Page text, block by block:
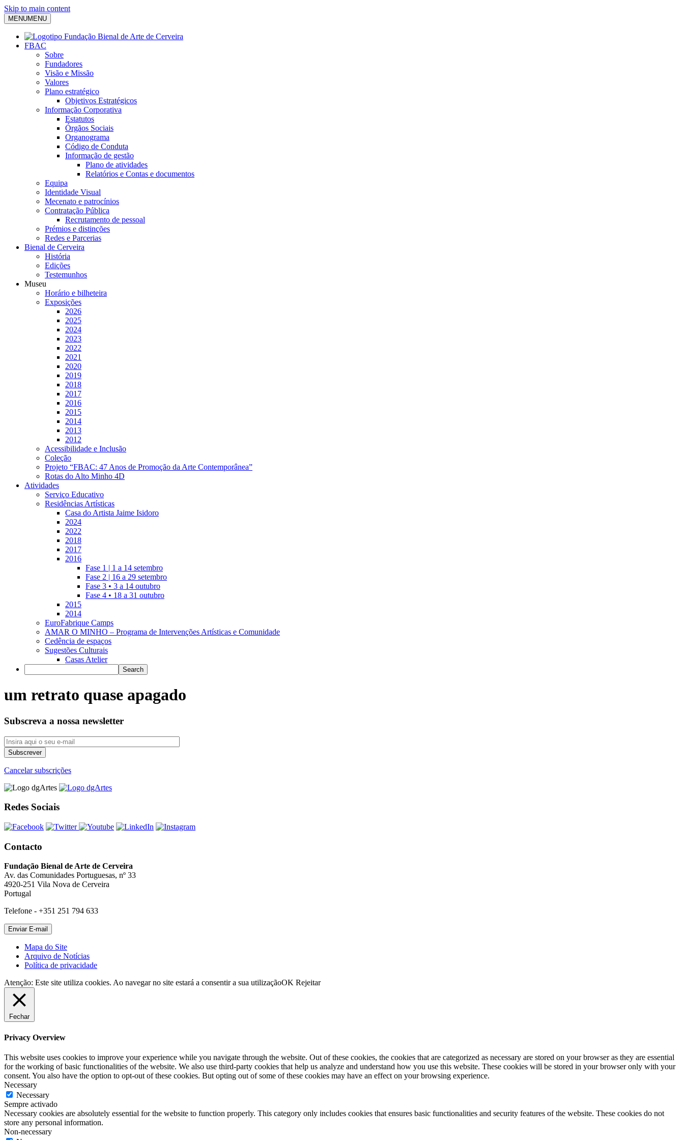
Skip to main content
MENUMENU
FBAC
Sobre
Fundadores
Visão e Missão
Valores
Plano estratégico
Objetivos Estratégicos
Informação Corporativa
Estatutos
Órgãos Sociais
Organograma
Código de Conduta
Informação de gestão
Plano de atividades
Relatórios e Contas e documentos
Equipa
Identidade Visual
Mecenato e patrocínios
Contratação Pública
Recrutamento de pessoal
Prémios e distinções
Redes e Parcerias
Bienal de Cerveira
História
Edições
Testemunhos
Museu
Horário e bilheteira
Exposições
2026
2025
2024
2023
2022
2021
2020
2019
2018
2017
2016
2015
2014
2013
2012
Acessibilidade e Inclusão
Coleção
Projeto “FBAC: 47 Anos de Promoção da Arte Contemporânea”
Rotas do Alto Minho 4D
Atividades
Serviço Educativo
Residências Artísticas
Casa do Artista Jaime Isidoro
2024
2022
2018
2017
2016
Fase 1 | 1 a 14 setembro
Fase 2 | 16 a 29 setembro
Fase 3 • 3 a 14 outubro
Fase 4 • 18 a 31 outubro
2015
2014
EuroFabrique Camps
AMAR O MINHO – Programa de Intervenções Artísticas e Comunidade
Cedência de espaços
Sugestões Culturais
Casas Atelier
um retrato quase apagado
Subscreva a nossa newsletter
Cancelar subscrições
Redes Sociais
Contacto
Fundação Bienal de Arte de Cerveira
Av. das Comunidades Portuguesas, nº 33
4920-251 Vila Nova de Cerveira
Portugal
Telefone - +351 251 794 633
Mapa do Site
Arquivo de Notícias
Política de privacidade
Atenção: Este site utiliza cookies. Ao navegar no site estará a consentir a sua utilizaçãoOK Rejeitar
Fechar
Privacy Overview
This website uses cookies to improve your experience while you navigate through the website. Out of these cookies, the cookies that are categorized as necessary are stored on your browser as they are essential
for the working of basic functionalities of the website. We also use third-party cookies that help us analyze and understand how you use this website. These cookies will be stored in your browser only with your
consent. You also have the option to opt-out of these cookies. But opting out of some of these cookies may have an effect on your browsing experience.
Necessary
Necessary
Sempre activado
Necessary cookies are absolutely essential for the website to function properly. This category only includes cookies that ensures basic functionalities and security features of the website. These cookies do not
store any personal information.
Non-necessary